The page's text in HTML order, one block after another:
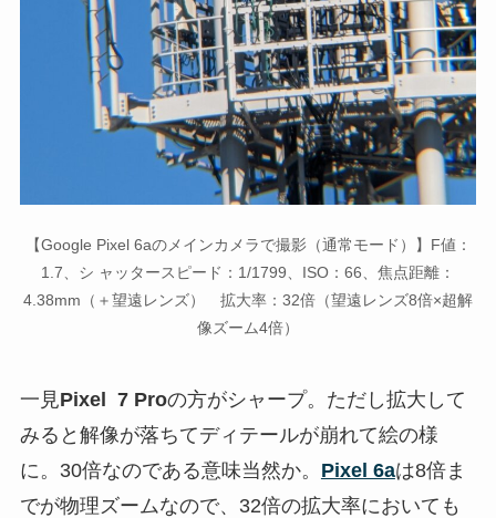
【Google Pixel 6aのメインカメラで撮影（通常モード）】F値：
1.7、シ ャッタースピード：1/1799、ISO：66、焦点距離：
4.38mm（＋望遠レンズ） 拡大率：32倍（望遠レンズ8倍×超解
像ズーム4倍）
一見Pixel 7 Proの方がシャープ。ただし拡大して
みると解像が落ちてディテールが崩れて絵の様
に。30倍なのである意味当然か。 Pixel 6aは8倍ま
でが物理ズームなので、32倍の拡大率においても